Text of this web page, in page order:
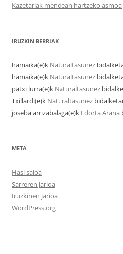
Kazetariak mendean hartzeko asmoa
IRUZKIN BERRIAK
hamaika(e)k Naturaltasunez
hamaika(e)k Naturaltasunez
patxi lurra(e)k Naturaltasunez
Txillardi(e)k Naturaltasunez
joseba arrizabalaga(e)k Edorta Arana
META
Hasi saioa
Sarreren jarioa
Iruzkinen jarioa
WordPress.org